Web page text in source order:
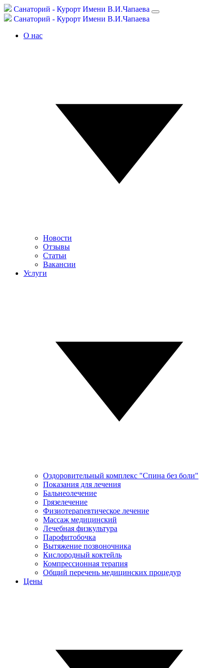
Санаторий - Курорт Имени В.И.Чапаева
Санаторий - Курорт Имени В.И.Чапаева
О нас
Новости
Отзывы
Статьи
Вакансии
Услуги
Оздоровительный комплекс "Спина без боли"
Показания для лечения
Бальнеолечение
Грязелечение
Физиотерапевтическое лечение
Массаж медицинский
Лечебная физкультура
Парофитобочка
Вытяжение позвоночника
Кислородный коктейль
Компрессионная терапия
Общий перечень медицинских процедур
Цены